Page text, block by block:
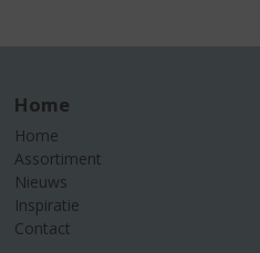
Home
Home
Assortiment
Nieuws
Inspiratie
Contact